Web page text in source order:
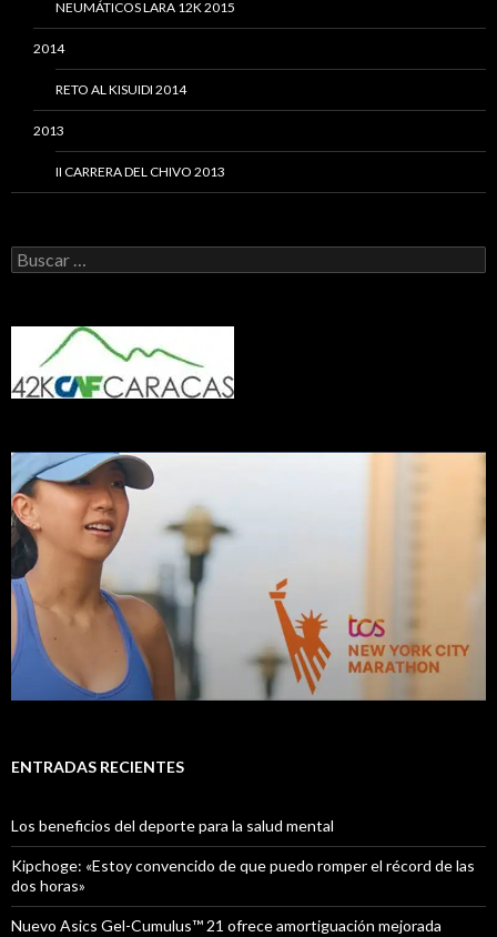
NEUMÁTICOS LARA 12K 2015
2014
RETO AL KISUIDI 2014
2013
II CARRERA DEL CHIVO 2013
Buscar:
ENTRADAS RECIENTES
Los beneficios del deporte para la salud mental
Kipchoge: «Estoy convencido de que puedo romper el récord de las
dos horas»
Nuevo Asics Gel-Cumulus™ 21 ofrece amortiguación mejorada